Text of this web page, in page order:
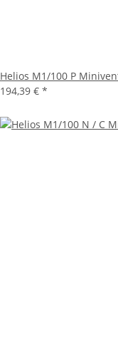
Helios M1/100 P
194,39 € *